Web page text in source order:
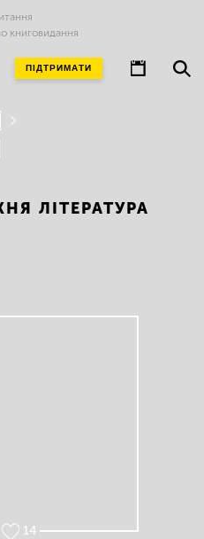
книговидання
ПІДТРИМАТИ
ЛІТЕРАТУРА
14